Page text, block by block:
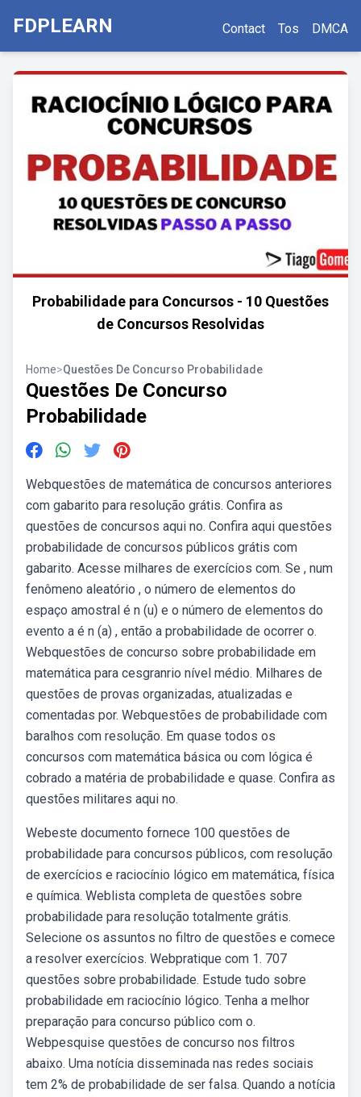
FDPLEARN Contact Tos DMCA
Probabilidade para Concursos - 10 Questões
de Concursos Resolvidas
Home>Questões De Concurso Probabilidade
Questões De Concurso
Probabilidade
Webquestões de matemática de concursos anteriores
com gabarito para resolução grátis. Confira as
questões de concursos aqui no. Confira aqui questões
probabilidade de concursos públicos grátis com
gabarito. Acesse milhares de exercícios com. Se , num
fenômeno aleatório , o número de elementos do
espaço amostral é n (u) e o número de elementos do
evento a é n (a) , então a probabilidade de ocorrer o.
Webquestões de concurso sobre probabilidade em
matemática para cesgranrio nível médio. Milhares de
questões de provas organizadas, atualizadas e
comentadas por. Webquestões de probabilidade com
baralhos com resolução. Em quase todos os
concursos com matemática básica ou com lógica é
cobrado a matéria de probabilidade e quase. Confira as
questões militares aqui no.
Webeste documento fornece 100 questões de
probabilidade para concursos públicos, com resolução
de exercícios e raciocínio lógico em matemática, física
e química. Weblista completa de questões sobre
probabilidade para resolução totalmente grátis.
Selecione os assuntos no filtro de questões e comece
a resolver exercícios. Webpratique com 1. 707
questões sobre probabilidade. Estude tudo sobre
probabilidade em raciocínio lógico. Tenha a melhor
preparação para concurso público com o.
Webpesquise questões de concurso nos filtros
abaixo. Uma notícia disseminada nas redes sociais
tem 2% de probabilidade de ser falsa. Quando a notícia